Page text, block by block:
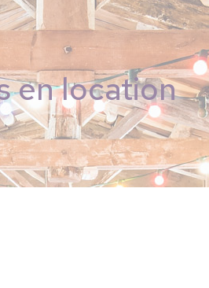
en location